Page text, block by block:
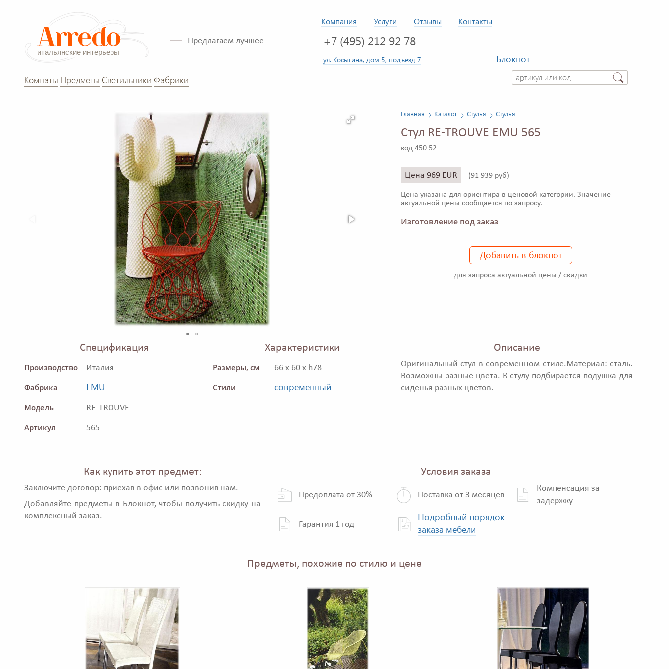
Компания Услуги Отзывы Контакты
Предлагаем лучшее +7 (495) 212 92 78
ул. Косыгина, дом 5, подъезд 7
Блокнот
Комнаты Предметы Светильники Фабрики
Главная Каталог Стулья Стулья
Стул RE-TROUVE EMU 565
код 450 52
Цена 969 EUR (91 939 руб)
Цена указана для ориентира в ценовой категории. Значение
актуальной цены сообщается по запросу.
Изготовление под заказ
Добавить в блокнот
для запроса актуальной цены / скидки
Спецификация
Производство Италия
Фабрика EMU
Модель RE-TROUVE
Артикул 565
Характеристики
Размеры, см 66 x 60 x h78
Стили современный
Описание
Оригинальный стул в современном стиле.Материал: сталь.
Возможны разные цвета. К стулу подбирается подушка для
сиденья разных цветов.
Как купить этот предмет:
Заключите договор: приехав в офис или позвонив нам.
Добавляйте предметы в Блокнот, чтобы получить скидку на
комплексный заказ.
Условия заказа
Предоплата от 30% Поставка от 3 месяцев
Компенсация за
задержку
Гарантия 1 год
Подробный порядок
заказа мебели
Предметы, похожие по стилю и цене